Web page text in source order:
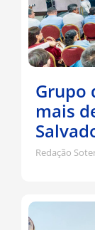
Grupo
mais
Redação